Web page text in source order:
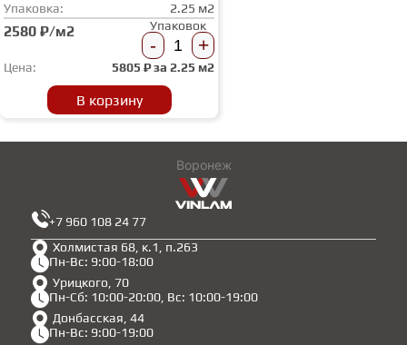
Упаковка:
2.25 м2
2580 ₽/м2 Упаковок
- +
Цена: 5805 ₽ за 2.25 м2
В корзину
Воронеж
Холмистая 68, к.1, п.263
Пн-Вс: 9:00-18:00
Урицкого, 70
Пн-Сб: 10:00-20:00, Вс: 10:00-19:00
Донбасская, 44
Пн-Вс: 9:00-19:00
+7 960 108 24 77